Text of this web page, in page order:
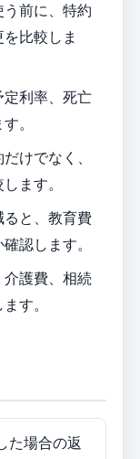
前に、特約
比較しま
定利率、死亡
。
けでなく、
ます。
と、教育費
認します。
護費、相続
す。
た場合の返